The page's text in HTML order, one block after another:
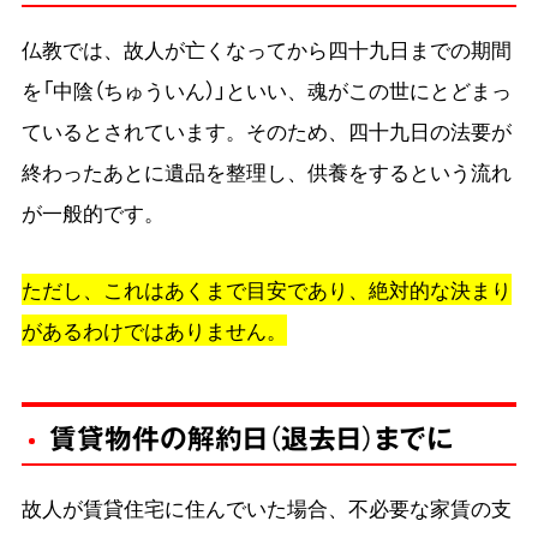
仏教では、故人が亡くなってから四十九日までの期間
を「中陰（ちゅういん）」といい、魂がこの世にとどまっ
ているとされています。そのため、四十九日の法要が
終わったあとに遺品を整理し、供養をするという流れ
が一般的です。
ただし、これはあくまで目安であり、絶対的な決まり
があるわけではありません。
賃貸物件の解約日（退去日）までに
故人が賃貸住宅に住んでいた場合、不必要な家賃の支